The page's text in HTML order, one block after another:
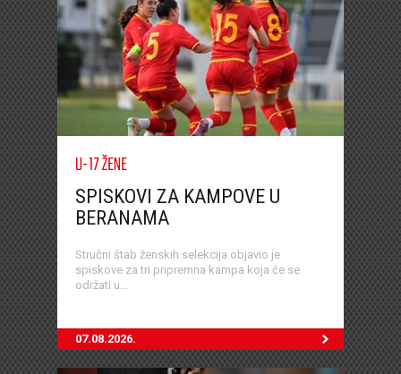
U-17 ŽENE
SPISKOVI ZA KAMPOVE U
BERANAMA
Stručni štab ženskih selekcija objavio je
spiskove za tri pripremna kampa koja će se
održati u...
07.08.2026.